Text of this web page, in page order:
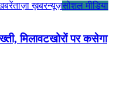
ताज़ा ख़बरन्यूज़सोशल मीडिया
मिलावटखोरों पर कसेगा